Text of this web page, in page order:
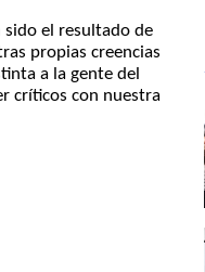
sido el resultado de
propias creencias
a la gente del
críticos con nuestra